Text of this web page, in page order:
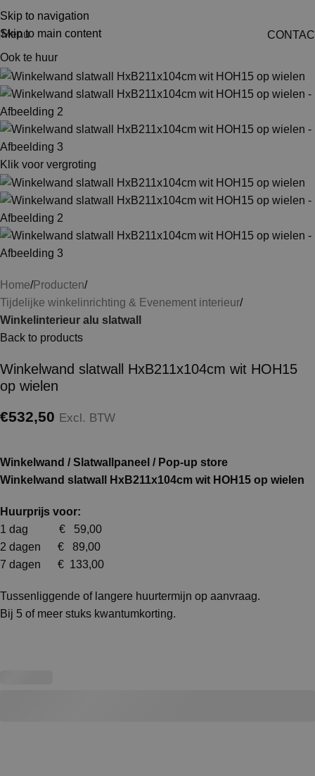
Skip to navigation
Skip to main content
Menu
Ook te huur
Klik voor vergroting
Home Producten
Tijdelijke winkelinrichting & Evenement interieur
Winkelinterieur alu slatwall
Back to products
Winkelwand slatwall HxB211x104cm wit HOH15
op wielen
€532,50 Excl. BTW
Winkelwand / Slatwallpaneel / Pop-up store
Winkelwand slatwall HxB211x104cm wit HOH15 op wielen
Huurprijs voor:
1 dag € 59,00
2 dagen € 89,00
7 dagen € 133,00
Tussenliggende of langere huurtermijn op aanvraag.
Bij 5 of meer stuks kwantumkorting.